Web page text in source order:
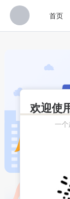
首页
欢迎使
一个